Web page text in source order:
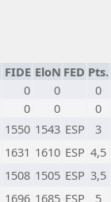
FIDE EloN FED Pts.
0 0
0
0 0
0
1550 1543 ESP
3
1631 1610 ESP 4,5
1508 1505 ESP 3,5
1696 1685 ESP
5